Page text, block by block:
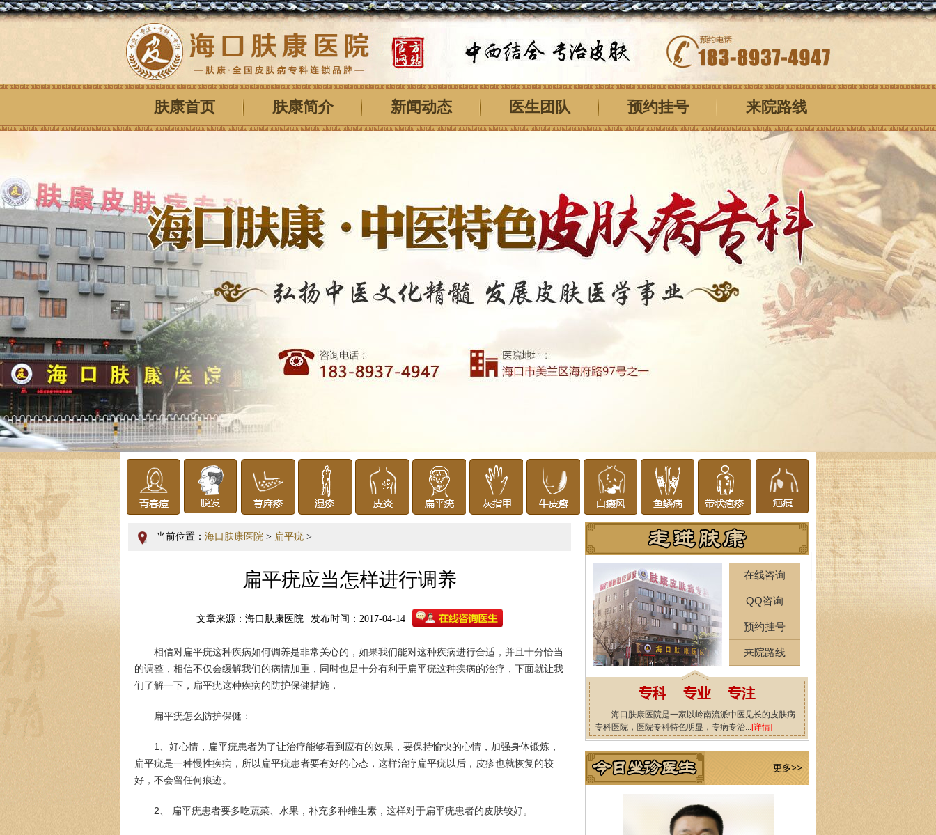
肤康首页 肤康简介 新闻动态 医生团队 预约挂号 来院路线
当前位置： 海口肤康医院 > 扁平疣 >
扁平疣应当怎样进行调养
文章来源：海口肤康医院 发布时间：2017-04-14
相信对扁平疣这种疾病如何调养是非常关心的，如果我们能对这种疾病进行合适，并且十分恰当
的调整，相信不仅会缓解我们的病情加重，同时也是十分有利于扁平疣这种疾病的治疗，下面就让我
们了解一下，扁平疣这种疾病的防护保健措施，
扁平疣怎么防护保健：
1、好心情，扁平疣患者为了让治疗能够看到应有的效果，要保持愉快的心情，加强身体锻炼，
扁平疣是一种慢性疾病，所以扁平疣患者要有好的心态，这样治疗扁平疣以后，皮疹也就恢复的较
好，不会留任何痕迹。
2、 扁平疣患者要多吃蔬菜、水果，补充多种维生素，这样对于扁平疣患者的皮肤较好。
在线咨询
QQ咨询
预约挂号
来院路线
海口肤康医院是一家以岭南流派中医见长的皮肤病
专科医院，医院专科特色明显，专病专治...[详情]
更多>>